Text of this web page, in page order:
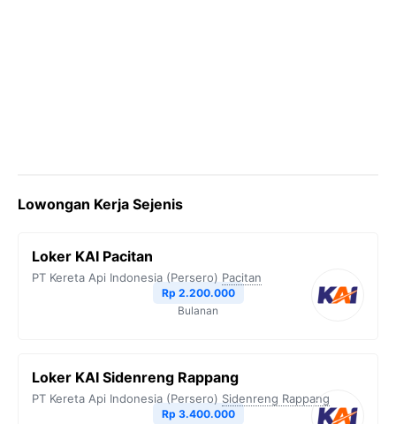
Lowongan Kerja Sejenis
Loker KAI Pacitan
PT Kereta Api Indonesia (Persero) Pacitan
Rp 2.200.000
Bulanan
Loker KAI Sidenreng Rappang
PT Kereta Api Indonesia (Persero) Sidenreng Rappang
Rp 3.400.000